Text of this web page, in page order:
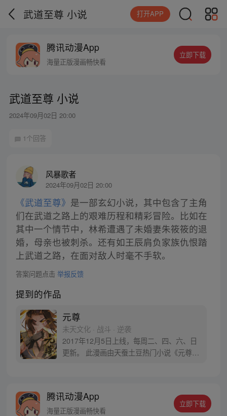
武道至尊 小说 打开APP
腾讯动漫App
海量正版漫画畅快看
立即下载
武道至尊 小说
2024年09月02日 20:00
1个回答
风暴歌者
2024年09月02日 20:00
《武道至尊》 是一部玄幻小说，其中包含了主角
们在武道之路上的艰难历程和精彩冒险。比如在
其中一个情节中，林希遭遇了未婚妻朱筱筱的退
婚，母亲也被刺杀。还有如王辰肩负家族仇恨踏
上武道之路，在面对敌人时毫不手软。
答案问题点击 举报反馈
提到的作品
元尊
未天文化 · 战斗 · 逆袭
2017年12月5日上线，每周二、四、六、日
更新。 此漫画由天蚕土豆热门小说《元尊》
腾讯动漫App
海量正版漫画畅快看
立即下载